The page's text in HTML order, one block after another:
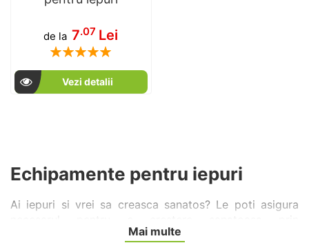
de la 7.07 Lei
Rating:
Vezi detalii
Echipamente pentru iepuri
Ai iepuri si vrei sa creasca sanatos? Le poti asigura
achizitionarea unor adapatori, hranitori, custi si tarcuri,
Mai multe